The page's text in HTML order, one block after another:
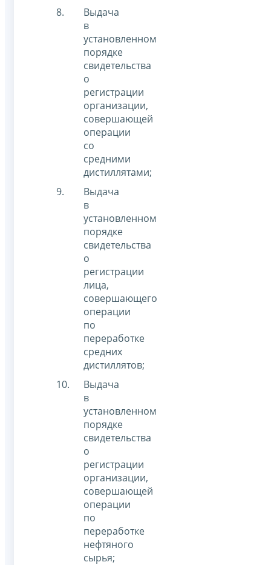
Выдача
в
установленном
порядке
свидетельства
о
регистрации
организации,
совершающей
операции
со
средними
дистиллятами;
Выдача
в
установленном
порядке
свидетельства
о
регистрации
лица,
совершающего
операции
по
переработке
средних
дистиллятов;
Выдача
в
установленном
порядке
свидетельства
о
регистрации
организации,
совершающей
операции
по
переработке
нефтяного
сырья;